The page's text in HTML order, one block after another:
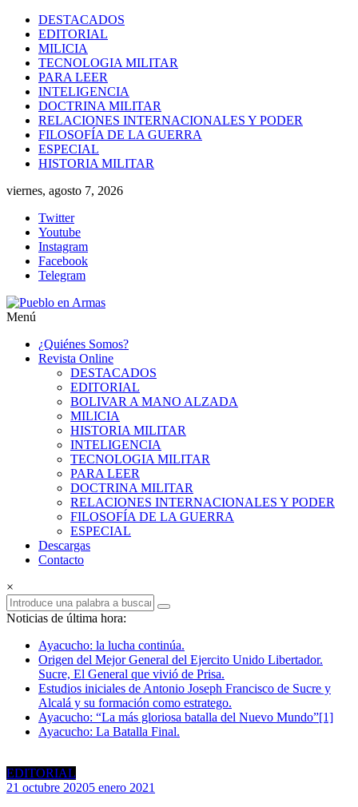
Saltar
contenido
DESTACADOS
EDITORIAL
MILICIA
TECNOLOGIA MILITAR
PARA LEER
INTELIGENCIA
DOCTRINA MILITAR
RELACIONES INTERNACIONALES Y PODER
FILOSOFÍA DE LA GUERRA
ESPECIAL
HISTORIA MILITAR
viernes, agosto 7, 2026
Twitter
Youtube
Instagram
Facebook
Telegram
Armas
Menú
¿Quiénes Somos?
Revista Online
DESTACADOS
EDITORIAL
BOLIVAR A MANO ALZADA
MILICIA
HISTORIA MILITAR
INTELIGENCIA
TECNOLOGIA MILITAR
PARA LEER
DOCTRINA MILITAR
RELACIONES INTERNACIONALES Y PODER
FILOSOFÍA DE LA GUERRA
ESPECIAL
Descargas
Contacto
×
Noticias de última hora:
Ayacucho: la lucha continúa.
Origen del Mejor General del Ejercito Unido Libertador.
Sucre, El General que vivió de Prisa.
Estudios iniciales de Antonio Joseph Francisco de Sucre y
Alcalá y su formación como estratego.
Ayacucho: “La más gloriosa batalla del Nuevo Mundo”[1]
Ayacucho: La Batalla Final.
EDITORIAL
21 octubre 20205 enero 2021